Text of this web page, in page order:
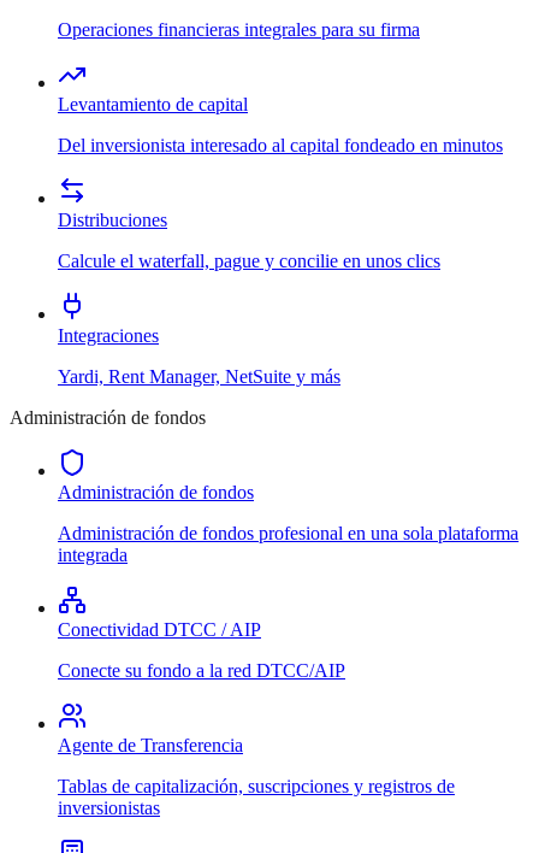
Operaciones financieras integrales para su firma
Levantamiento de capital
Del inversionista interesado al capital fondeado en minutos
Distribuciones
Calcule el waterfall, pague y concilie en unos clics
Integraciones
Yardi, Rent Manager, NetSuite y más
Administración de fondos
Administración de fondos
Administración de fondos profesional en una sola plataforma
integrada
Conectividad DTCC / AIP
Conecte su fondo a la red DTCC/AIP
Agente de Transferencia
Tablas de capitalización, suscripciones y registros de
inversionistas